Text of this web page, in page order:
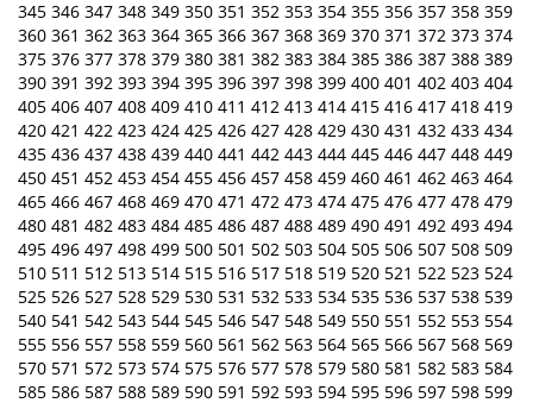
345 346 347 348 349 350 351 352 353 354 355 356 357 358 359
360 361 362 363 364 365 366 367 368 369 370 371 372 373 374
375 376 377 378 379 380 381 382 383 384 385 386 387 388 389
390 391 392 393 394 395 396 397 398 399 400 401 402 403 404
405 406 407 408 409 410 411 412 413 414 415 416 417 418 419
420 421 422 423 424 425 426 427 428 429 430 431 432 433 434
435 436 437 438 439 440 441 442 443 444 445 446 447 448 449
450 451 452 453 454 455 456 457 458 459 460 461 462 463 464
465 466 467 468 469 470 471 472 473 474 475 476 477 478 479
480 481 482 483 484 485 486 487 488 489 490 491 492 493 494
495 496 497 498 499 500 501 502 503 504 505 506 507 508 509
510 511 512 513 514 515 516 517 518 519 520 521 522 523 524
525 526 527 528 529 530 531 532 533 534 535 536 537 538 539
540 541 542 543 544 545 546 547 548 549 550 551 552 553 554
555 556 557 558 559 560 561 562 563 564 565 566 567 568 569
570 571 572 573 574 575 576 577 578 579 580 581 582 583 584
585 586 587 588 589 590 591 592 593 594 595 596 597 598 599